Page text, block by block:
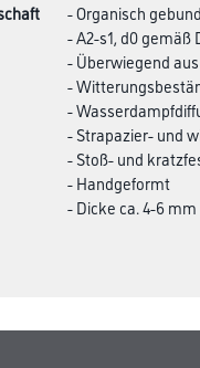
- Organisch
- A2-s1, d0 gemäß
- Überwiegend
-
-
- Strapazier- und
- Stoß- und
- Handgeformt
- Dicke ca. 4-6 mm